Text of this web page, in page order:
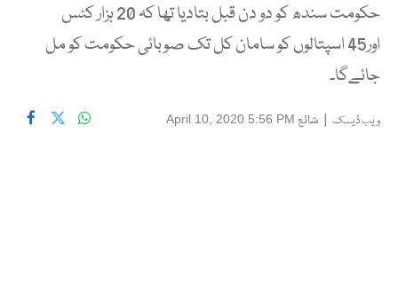
حکومت سندھ کو دو دن قبل بتادیا تھا کہ 20 ہزار کٹس
اور45 اسپتالوں کو سامان کل تک صوبائی حکومت کو مل
جائےگا۔
ویب ڈیسک | شائع April 10, 2020 5:56 PM